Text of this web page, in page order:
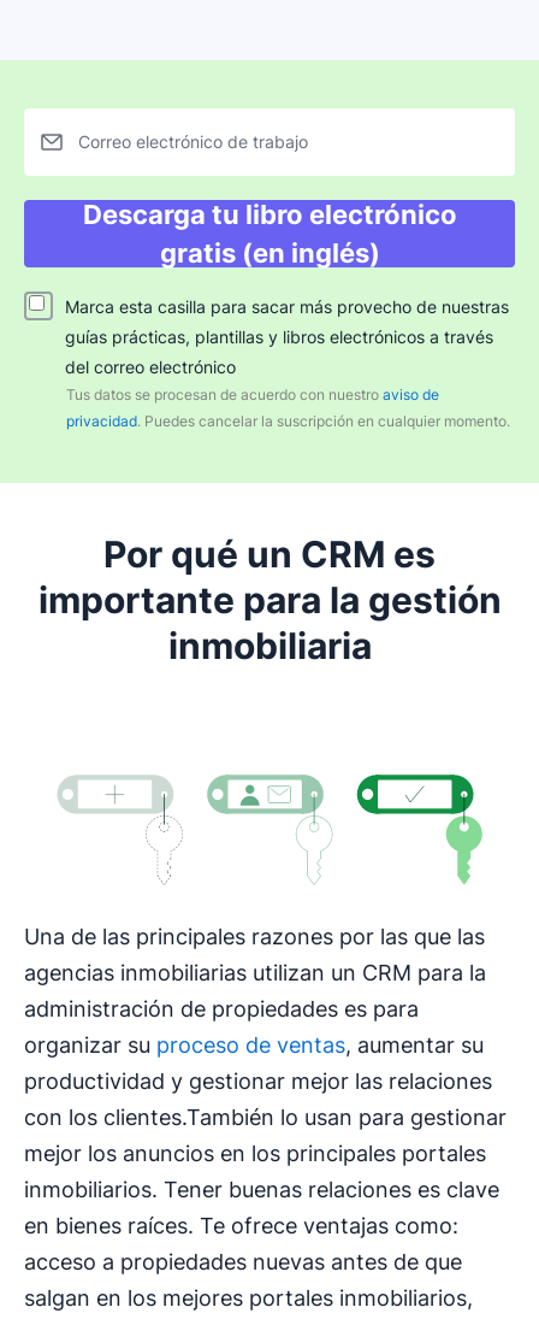
Correo electrónico de trabajo
Descarga tu libro electrónico
gratis (en inglés)
Marca esta casilla para sacar más provecho de nuestras
guías prácticas, plantillas y libros electrónicos a través
del correo electrónico
Tus datos se procesan de acuerdo con nuestro aviso de
privacidad. Puedes cancelar la suscripción en cualquier momento.
Por qué un CRM es
importante para la gestión
inmobiliaria
Una de las principales razones por las que las
agencias inmobiliarias utilizan un CRM para la
administración de propiedades es para
organizar su proceso de ventas, aumentar su
productividad y gestionar mejor las relaciones
con los clientes.También lo usan para gestionar
mejor los anuncios en los principales portales
inmobiliarios. Tener buenas relaciones es clave
en bienes raíces. Te ofrece ventajas como:
acceso a propiedades nuevas antes de que
salgan en los mejores portales inmobiliarios,